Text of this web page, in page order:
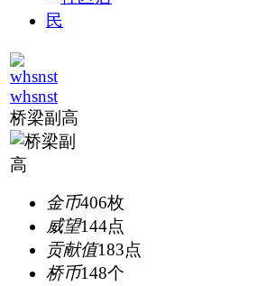
whsnst
桥梁副高
金币406枚
威望144点
贡献值183点
桥币148个